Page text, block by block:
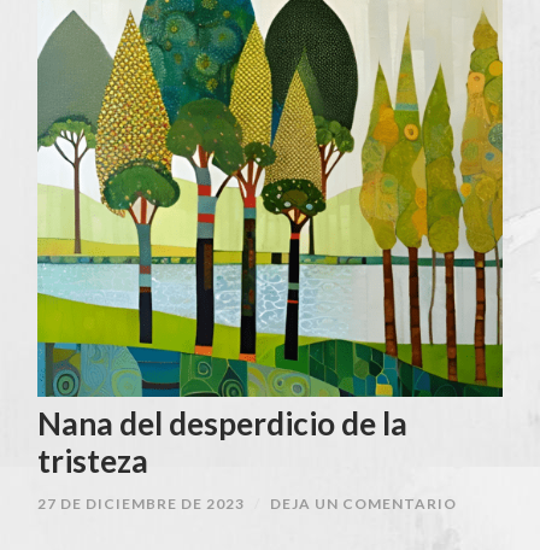
Nana del desperdicio de la
tristeza
27 DE DICIEMBRE DE 2023 DEJA UN COMENTARIO